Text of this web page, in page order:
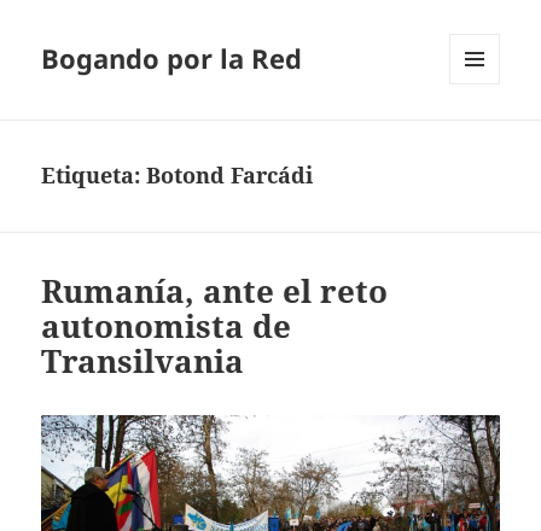
Bogando por la Red
Etiqueta:Botond Farcádi
Rumanía, ante el reto
autonomista de
Transilvania